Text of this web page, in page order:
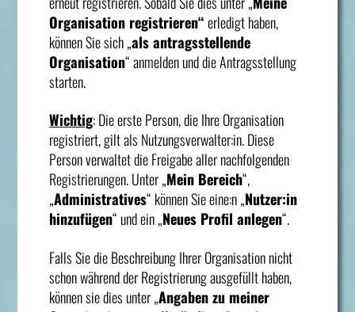
Organisation registrieren“erledigt haben,
können Sie sich „als antragsstellende
Organisation“ anmelden und die Antragsstellung
starten.
Wichtig: Die erste Person, die Ihre Organisation
registriert, gilt als Nutzungsverwalter:in. Diese
Person verwaltet die Freigabe aller nachfolgenden
Registrierungen. Unter „Mein Bereich“,
„Administratives“ können Sie eine:n „Nutzer:in
hinzufügen“ und ein „Neues Profil anlegen“.
Falls Sie die Beschreibung Ihrer Organisation nicht
schon während der Registrierung ausgefüllt haben,
können sie dies unter „Angaben zu meiner